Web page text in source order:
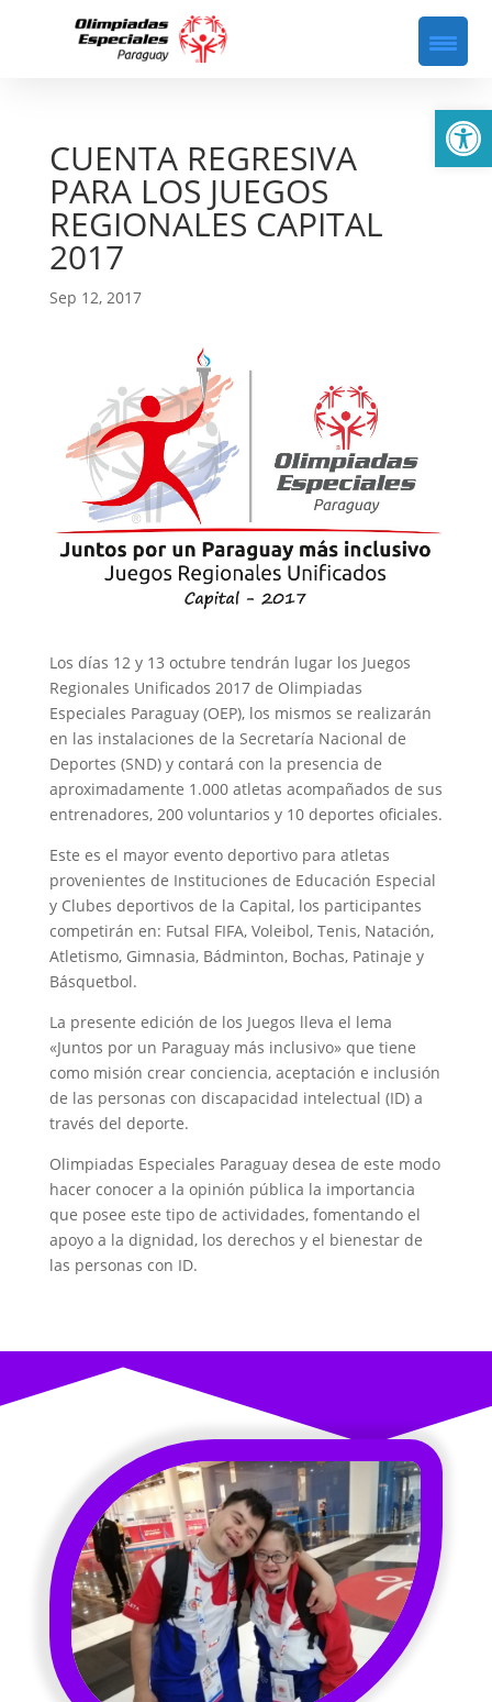
CUENTA REGRESIVA
PARA LOS JUEGOS
REGIONALES CAPITAL
2017
Sep 12, 2017
Los días 12 y 13 octubre tendrán lugar los Juegos
Regionales Unificados 2017 de Olimpiadas
Especiales Paraguay (OEP), los mismos se realizarán
en las instalaciones de la Secretaría Nacional de
Deportes (SND) y contará con la presencia de
aproximadamente 1.000 atletas acompañados de sus
entrenadores, 200 voluntarios y 10 deportes oficiales.
Este es el mayor evento deportivo para atletas
provenientes de Instituciones de Educación Especial
y Clubes deportivos de la Capital, los participantes
competirán en: Futsal FIFA, Voleibol, Tenis, Natación,
Atletismo, Gimnasia, Bádminton, Bochas, Patinaje y
Básquetbol.
La presente edición de los Juegos lleva el lema
«Juntos por un Paraguay más inclusivo» que tiene
como misión crear conciencia, aceptación e inclusión
de las personas con discapacidad intelectual (ID) a
través del deporte.
Olimpiadas Especiales Paraguay desea de este modo
hacer conocer a la opinión pública la importancia
que posee este tipo de actividades, fomentando el
apoyo a la dignidad, los derechos y el bienestar de
las personas con ID.